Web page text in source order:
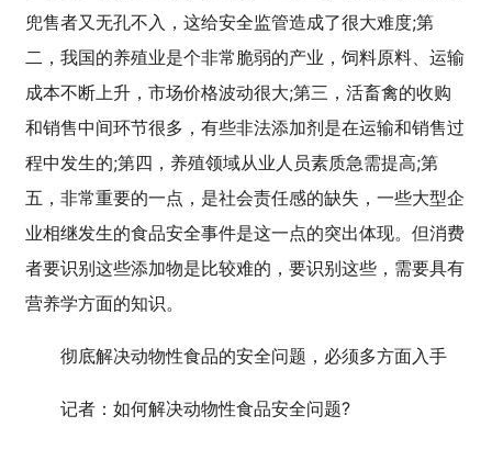
兜售者又无孔不入，这给安全监管造成了很大难度;第
二，我国的养殖业是个非常脆弱的产业，饲料原料、运输
成本不断上升，市场价格波动很大;第三，活畜禽的收购
和销售中间环节很多，有些非法添加剂是在运输和销售过
程中发生的;第四，养殖领域从业人员素质急需提高;第
五，非常重要的一点，是社会责任感的缺失，一些大型企
业相继发生的食品安全事件是这一点的突出体现。但消费
者要识别这些添加物是比较难的，要识别这些，需要具有
营养学方面的知识。
彻底解决动物性食品的安全问题，必须多方面入手
记者：如何解决动物性食品安全问题?